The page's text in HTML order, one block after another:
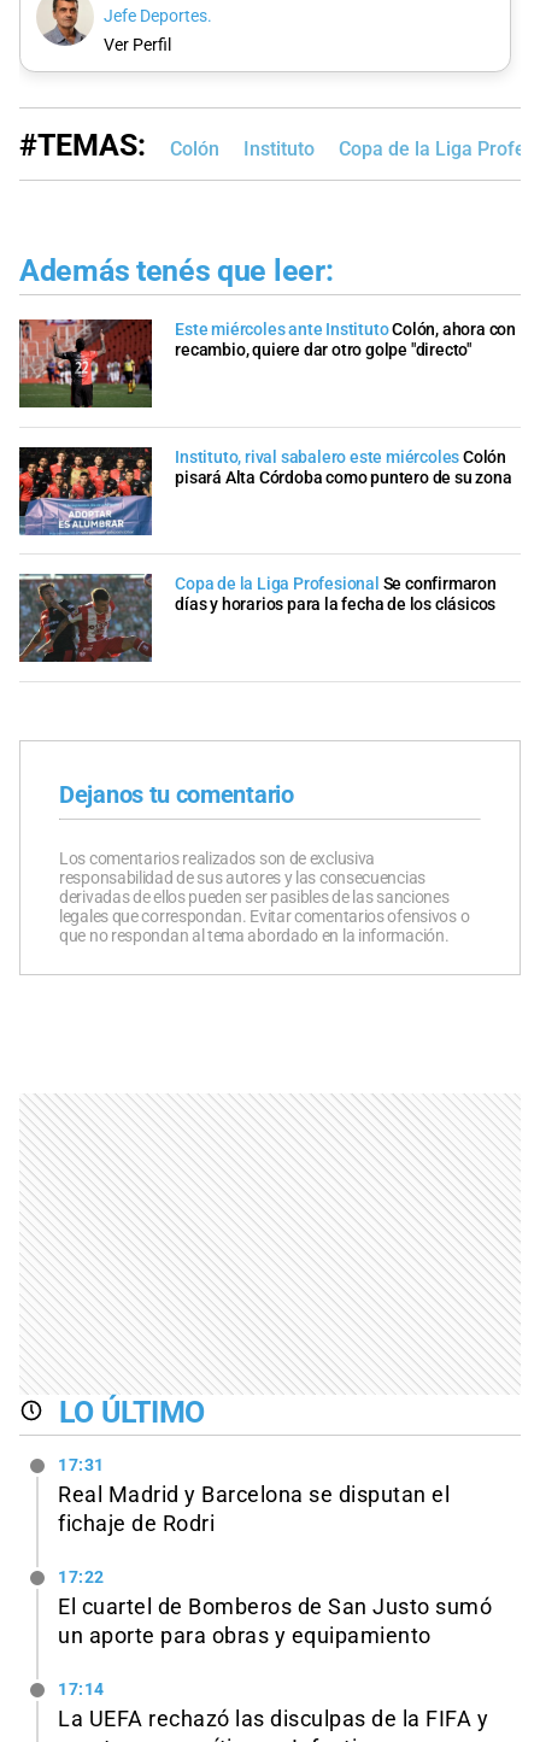
Jefe Deportes.
Ver Perfil
#TEMAS: Colón Instituto Copa de la Liga
Además tenés que leer:
Este miércoles ante InstitutoColón, ahora con
recambio, quiere dar otro golpe "directo"
Instituto, rival sabalero este miércolesColón
pisará Alta Córdoba como puntero de su zona
Copa de la Liga Profesional Se confirmaron
días y horarios para la fecha de los clásicos
Dejanos tu comentario
Los comentarios realizados son de exclusiva
responsabilidad de sus autores y las consecuencias
derivadas de ellos pueden ser pasibles de las sanciones
legales que correspondan. Evitar comentarios ofensivos o
que no respondan al tema abordado en la información.
LO ÚLTIMO
17:31
Real Madrid y Barcelona se disputan el
fichaje de Rodri
17:22
El cuartel de Bomberos de San Justo sumó
un aporte para obras y equipamiento
17:14
La UEFA rechazó las disculpas de la FIFA y